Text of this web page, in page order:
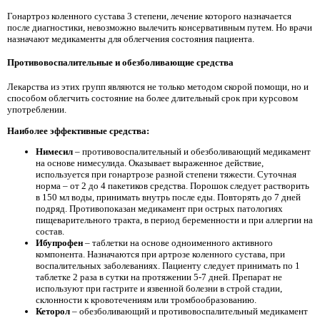
Гонартроз коленного сустава 3 степени, лечение которого назначается
после диагностики, невозможно вылечить консервативным путем. Но врачи
назначают медикаменты для облегчения состояния пациента.
Противовоспалительные и обезболивающие средства
Лекарства из этих групп являются не только методом скорой помощи, но и
способом облегчить состояние на более длительный срок при курсовом
употреблении.
Наиболее эффективные средства:
Нимесил – противовоспалительный и обезболивающий медикамент
на основе нимесулида. Оказывает выраженное действие,
используется при гонартрозе разной степени тяжести. Суточная
норма – от 2 до 4 пакетиков средства. Порошок следует растворить
в 150 мл воды, принимать внутрь после еды. Повторять до 7 дней
подряд. Противопоказан медикамент при острых патологиях
пищеварительного тракта, в период беременности и при аллергии на
состав.
Ибупрофен – таблетки на основе одноименного активного
компонента. Назначаются при артрозе коленного сустава, при
воспалительных заболеваниях. Пациенту следует принимать по 1
таблетке 2 раза в сутки на протяжении 5-7 дней. Препарат не
используют при гастрите и язвенной болезни в строй стадии,
склонности к кровотечениям или тромбообразованию.
Кеторол – обезболивающий и противовоспалительный медикамент